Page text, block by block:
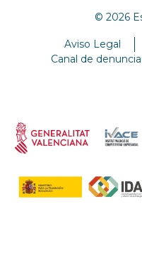
© 2026
Aviso Legal
Canal de